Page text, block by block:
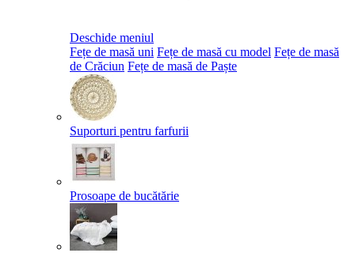
Deschide meniul
Fețe de masă uni Fețe de masă cu model Fețe de masă
de Crăciun Fețe de masă de Paște​
Suporturi pentru farfurii
Prosoape de bucătărie